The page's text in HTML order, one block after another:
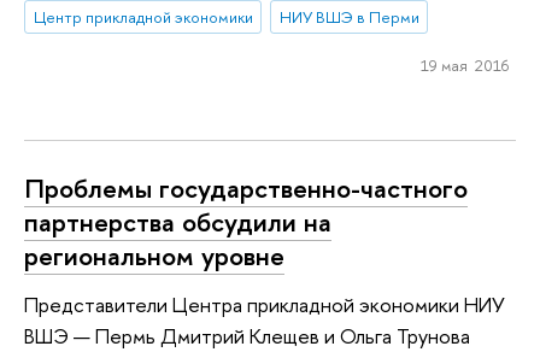
Центр прикладной экономики
НИУ ВШЭ в Перми
19 мая 2016
Проблемы государственно-частного
партнерства обсудили на
региональном уровне
Представители Центра прикладной экономики НИУ
ВШЭ — Пермь Дмитрий Клещев и Ольга Трунова